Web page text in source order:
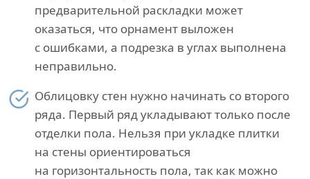
предварительной раскладки может
оказаться, что орнамент выложен
с ошибками, а подрезка в углах выполнена
неправильно.
Облицовку стен нужно начинать со второго
ряда. Первый ряд укладывают только после
отделки пола. Нельзя при укладке плитки
на стены ориентироваться
на горизонтальность пола, так как можно